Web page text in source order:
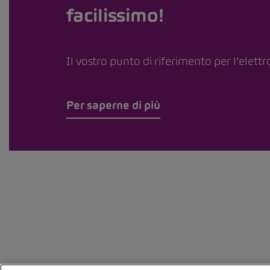
facilissimo!
Il vostro punto di riferimento per
Per saperne di più